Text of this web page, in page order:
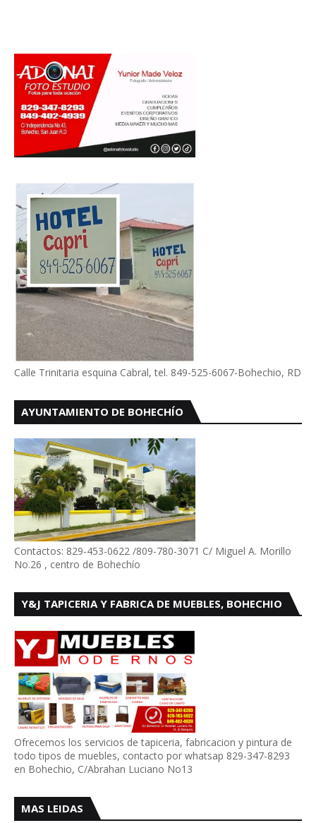
Calle Trinitaria esquina Cabral, tel. 849-525-6067-Bohechio, RD
AYUNTAMIENTO DE BOHECHÍO
Contactos: 829-453-0622 /809-780-3071 C/ Miguel A. Morillo
No.26 , centro de Bohechío
Y&J TAPICERIA Y FABRICA DE MUEBLES, BOHECHIO
Ofrecemos los servicios de tapiceria, fabricacion y pintura de
todo tipos de muebles, contacto por whatsap 829-347-8293
en Bohechio, C/Abrahan Luciano No13
MAS LEIDAS